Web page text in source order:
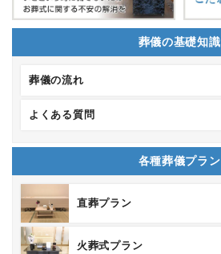
葬儀の基礎知識
葬儀の流れ
よくある質問
各種葬儀プラン
直葬プラン
火葬式プラン